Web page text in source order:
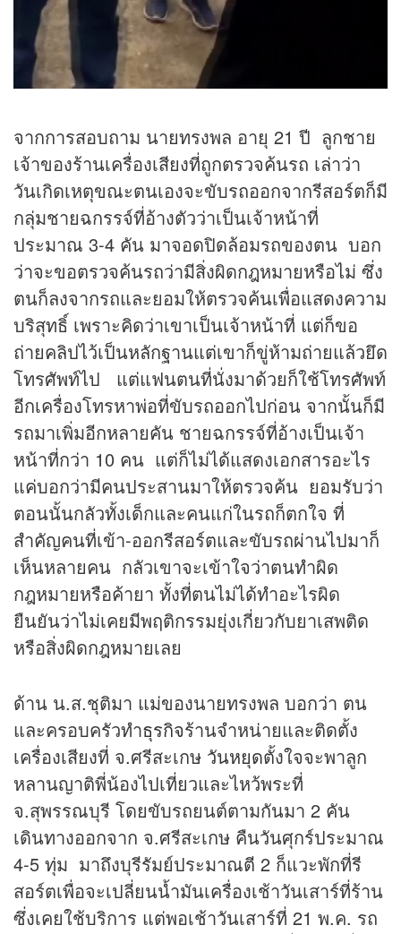
จากการสอบถาม นายทรงพล อายุ 21 ปี ลูกชาย
เจ้าของร้านเครื่องเสียงที่ถูกตรวจค้นรถ เล่าว่า
วันเกิดเหตุขณะตนเองจะขับรถออกจากรีสอร์ตก็มี
กลุ่มชายฉกรรจ์ที่อ้างตัวว่าเป็นเจ้าหน้าที่
ประมาณ 3-4 คัน มาจอดปิดล้อมรถของตน บอก
ว่าจะขอตรวจค้นรถว่ามีสิ่งผิดกฎหมายหรือไม่ ซึ่ง
ตนก็ลงจากรถและยอมให้ตรวจค้นเพื่อแสดงความ
บริสุทธิ์ เพราะคิดว่าเขาเป็นเจ้าหน้าที่ แต่ก็ขอ
ถ่ายคลิปไว้เป็นหลักฐานแต่เขาก็ขู่ห้ามถ่ายแล้วยึด
โทรศัพท์ไป แต่แฟนตนที่นั่งมาด้วยก็ใช้โทรศัพท์
อีกเครื่องโทรหาพ่อที่ขับรถออกไปก่อน จากนั้นก็มี
รถมาเพิ่มอีกหลายคัน ชายฉกรรจ์ที่อ้างเป็นเจ้า
หน้าที่กว่า 10 คน แต่ก็ไม่ได้แสดงเอกสารอะไร
แค่บอกว่ามีคนประสานมาให้ตรวจค้น ยอมรับว่า
ตอนนั้นกลัวทั้งเด็กและคนแก่ในรถก็ตกใจ ที่
สำคัญคนที่เข้า-ออกรีสอร์ตและขับรถผ่านไปมาก็
เห็นหลายคน กลัวเขาจะเข้าใจว่าตนทำผิด
กฎหมายหรือค้ายา ทั้งที่ตนไม่ได้ทำอะไรผิด
ยืนยันว่าไม่เคยมีพฤติกรรมยุ่งเกี่ยวกับยาเสพติด
หรือสิ่งผิดกฎหมายเลย
ด้าน น.ส.ชุติมา แม่ของนายทรงพล บอกว่า ตน
และครอบครัวทำธุรกิจร้านจำหน่ายและติดตั้ง
เครื่องเสียงที่ จ.ศรีสะเกษ วันหยุดตั้งใจจะพาลูก
หลานญาติพี่น้องไปเที่ยวและไหว้พระที่
จ.สุพรรณบุรี โดยขับรถยนต์ตามกันมา 2 คัน
เดินทางออกจาก จ.ศรีสะเกษ คืนวันศุกร์ประมาณ
4-5 ทุ่ม มาถึงบุรีรัมย์ประมาณตี 2 ก็แวะพักที่รี
สอร์ตเพื่อจะเปลี่ยนน้ำมันเครื่องเช้าวันเสาร์ที่ร้าน
ซึ่งเคยใช้บริการ แต่พอเช้าวันเสาร์ที่ 21 พ.ค. รถ